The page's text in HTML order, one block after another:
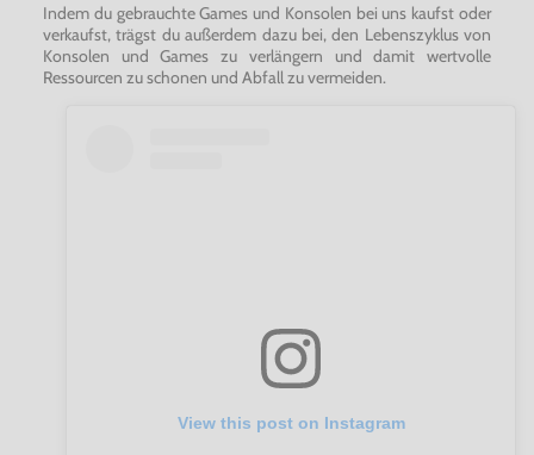
Indem du gebrauchte Games und Konsolen bei uns kaufst oder
verkaufst, trägst du außerdem dazu bei, den Lebenszyklus von
Konsolen und Games zu verlängern und damit wertvolle
Ressourcen zu schonen und Abfall zu vermeiden.
View this post on Instagram